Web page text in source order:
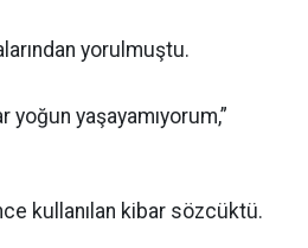
yorulmuştu.
yoğun yaşayamıyorum,”
kullanılan kibar sözcüktü.